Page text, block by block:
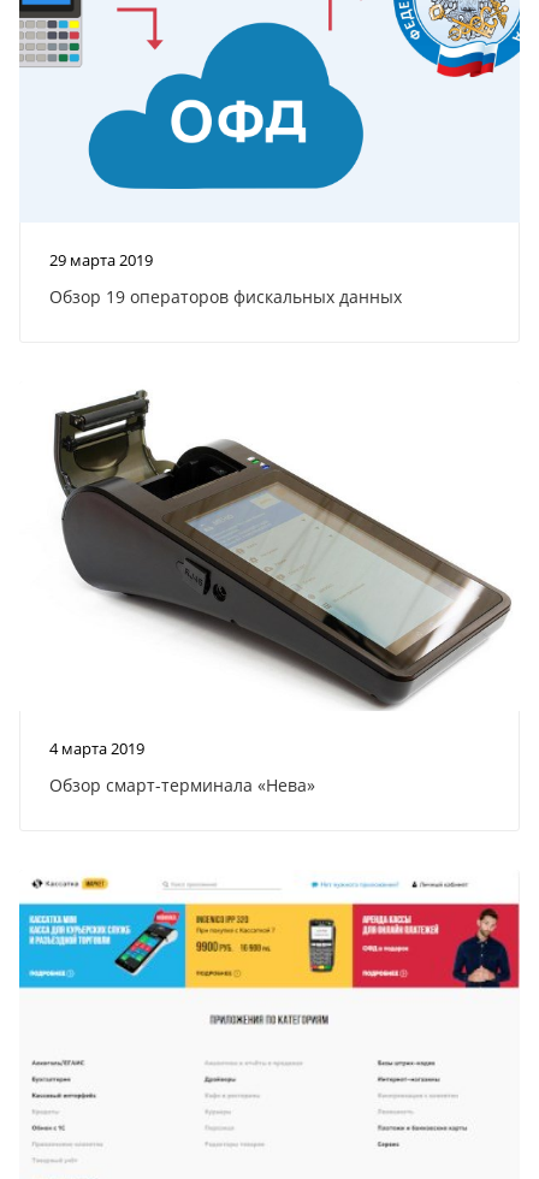
29 марта 2019
Обзор 19 операторов фискальных данных
4 марта 2019
Обзор смарт-терминала «Нева»